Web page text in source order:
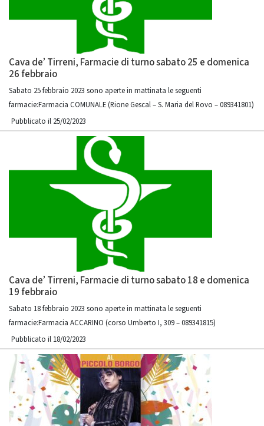
Cava de’ Tirreni, Farmacie di turno sabato 25 e domenica
26 febbraio
Sabato 25 febbraio 2023 sono aperte in mattinata le seguenti
farmacie:Farmacia COMUNALE (Rione Gescal – S. Maria del Rovo – 089341801)
Pubblicato il 25/02/2023
Cava de’ Tirreni, Farmacie di turno sabato 18 e domenica
19 febbraio
Sabato 18 febbraio 2023 sono aperte in mattinata le seguenti
farmacie:Farmacia ACCARINO (corso Umberto I, 309 – 089341815)
Pubblicato il 18/02/2023